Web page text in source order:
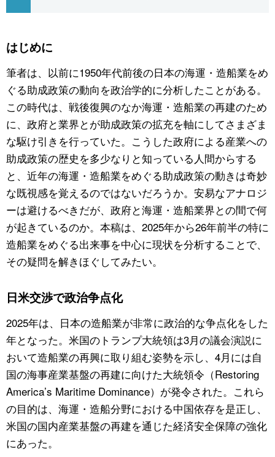
お知らせ
はじめに
筆者は、以前に1950年代前後の日本の海運・造船業をめ
ぐる助成政策の動向を政治学的に分析したことがある。
この時代は、戦後復興のなか海運・造船業の再建のため
に、政府と業界とが助成政策の拡充を軸にしてさまざま
な駆け引きを行っていた。こうした政府による産業への
助成政策の歴史を多少なりと知っている人間からする
と、近年の海運・造船業をめぐる助成政策の動きは奇妙
な既視感を覚えるのではないだろうか。安易なアナロジ
ーは避けるべきだが、政府と海運・造船業界との間で何
が起きているのか。本稿は、2025年から26年前半の特に
造船業をめぐる出来事を中心に現状を分析することで、
その疑問を解きほぐしてみたい。
日米交渉で政治争点化
2025年は、日本の造船業が非常に政治的な争点化をした
年となった。米国のトランプ大統領は3月の議会演説に
おいて造船業の再興に取り組む姿勢を示し、4月には自
国の海事産業基盤の再建に向けた大統領令（Restoring
America’s Maritime Dominance）が発令された。これら
の目的は、海運・造船分野における中国依存を是正し、
米国の国内産業基盤の再建を通じた経済安全保障の強化
にあった。